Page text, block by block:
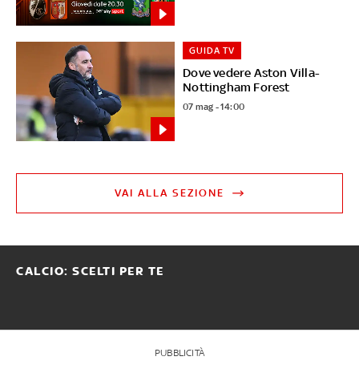
Dove vedere Aston Villa-
Nottingham Forest
GUIDA TV
07 mag - 14:00
VAI ALLA SEZIONE
CALCIO: SCELTI PER TE
PUBBLICITÀ